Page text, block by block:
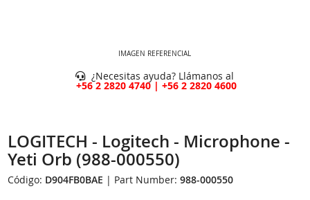
IMAGEN REFERENCIAL
¿Necesitas ayuda? Llámanos al
+56 2 2820 4740 | +56 2 2820 4600
LOGITECH - Logitech - Microphone -
Yeti Orb (988-000550)
Código: D904FB0BAE | Part Number:988-000550